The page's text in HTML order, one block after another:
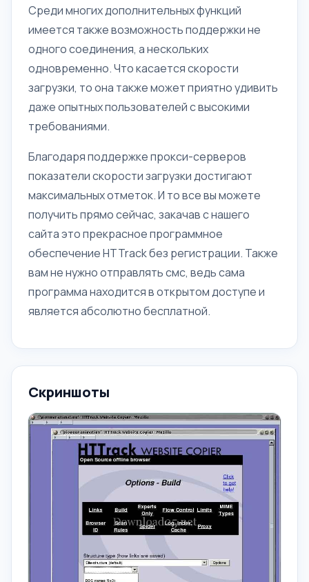
Среди многих дополнительных функций
имеется также возможность поддержки не
одного соединения, а нескольких
одновременно. Что касается скорости
загрузки, то она также может приятно удивить
даже опытных пользователей с высокими
требованиями.
Благодаря поддержке прокси-серверов
показатели скорости загрузки достигают
максимальных отметок. И то все вы можете
получить прямо сейчас, закачав с нашего
сайта это прекрасное программное
обеспечение HTTrack без регистрации. Также
вам не нужно отправлять смс, ведь сама
программа находится в открытом доступе и
является абсолютно бесплатной.
Скриншоты